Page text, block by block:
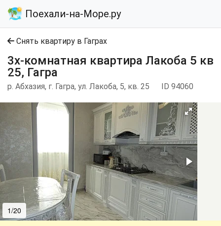
Поехали-на-Море.ру
Снять квартиру в Гаграх
3х-комнатная квартира Лакоба 5 кв
25, Гагра
р. Абхазия, г. Гагра, ул. Лакоба, 5, кв. 25 ID 94060
1/20